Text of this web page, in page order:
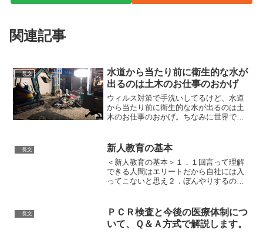
関連記事
長文
水道から当たり前に衛生的な水が
出るのは土木のお仕事のおかげ
ウィルス対策で手洗いしてるけど、水道
から当たり前に衛生的な水が出るのは土
木のお仕事のおかげ。ちなみに世界で水
土木応援家 (@DemizuAkira) 2020年4...
長文 新人教育の基本
＜新人教育の基本＞１．１回言って理解
できる人間はエリートだから自社には入
ってこないと思え２．ぼんやりするのは
４．若者は常に正しい。間違っていると
思ったら自分がおかしい—...
長文
ＰＣＲ検査と今後の医療体制につ
いて、Ｑ＆Ａ方式で解説します。